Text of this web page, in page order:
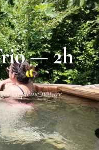
— 2h
en pleine nature